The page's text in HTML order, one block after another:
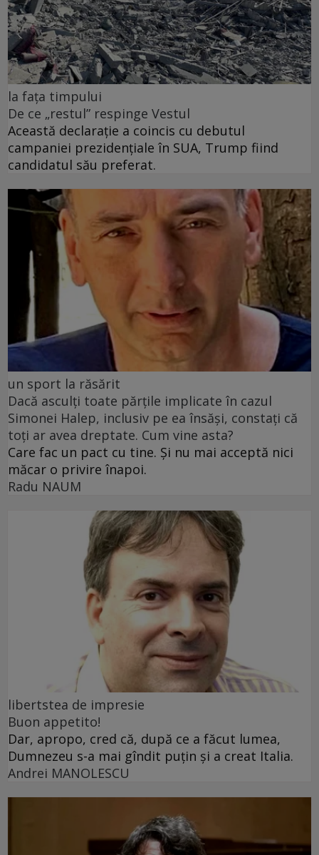
la fața timpului
De ce „restul” respinge Vestul
Această declarație a coincis cu debutul
campaniei prezidențiale în SUA, Trump fiind
candidatul său preferat.
un sport la răsărit
Dacă asculți toate părțile implicate în cazul
Simonei Halep, inclusiv pe ea însăși, constați că
toți ar avea dreptate. Cum vine asta?
Care fac un pact cu tine. Și nu mai acceptă nici
măcar o privire înapoi.
Radu NAUM
libertstea de impresie
Buon appetito!
Dar, apropo, cred că, după ce a făcut lumea,
Dumnezeu s-a mai gîndit puțin și a creat Italia.
Andrei MANOLESCU